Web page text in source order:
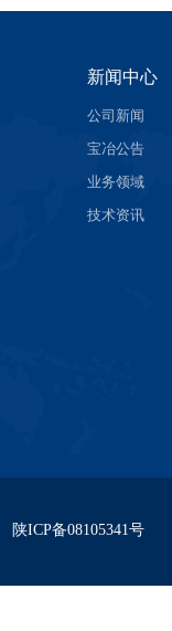
新闻中心
公司新闻
宝冶公告
业务领域
技术资讯
陕ICP备08105341号